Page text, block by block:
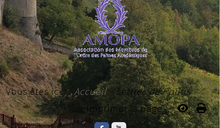
Vous êtes ici :Accueil»Lettres de Poilus
Imprimer la page...